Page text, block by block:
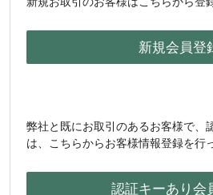
弊社と既にお取引のあるお客様で、
は、こちらからお客様情報登録を行